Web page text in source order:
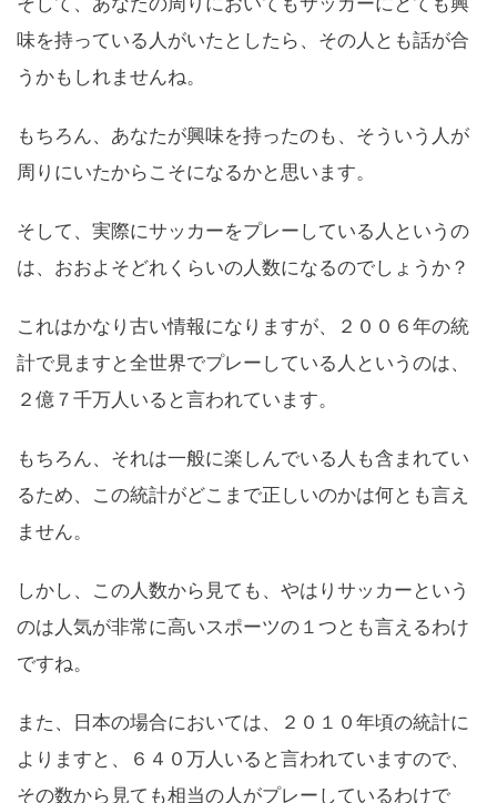
味を持っている人がいたとしたら、その人とも話が合
うかもしれませんね。
もちろん、あなたが興味を持ったのも、そういう人が
周りにいたからこそになるかと思います。
そして、実際にサッカーをプレーしている人というの
は、おおよそどれくらいの人数になるのでしょうか？
これはかなり古い情報になりますが、２００６年の統
計で見ますと全世界でプレーしている人というのは、
２億７千万人いると言われています。
もちろん、それは一般に楽しんでいる人も含まれてい
るため、この統計がどこまで正しいのかは何とも言え
ません。
しかし、この人数から見ても、やはりサッカーという
のは人気が非常に高いスポーツの１つとも言えるわけ
ですね。
また、日本の場合においては、２０１０年頃の統計に
よりますと、６４０万人いると言われていますので、
その数から見ても相当の人がプレーしているわけで